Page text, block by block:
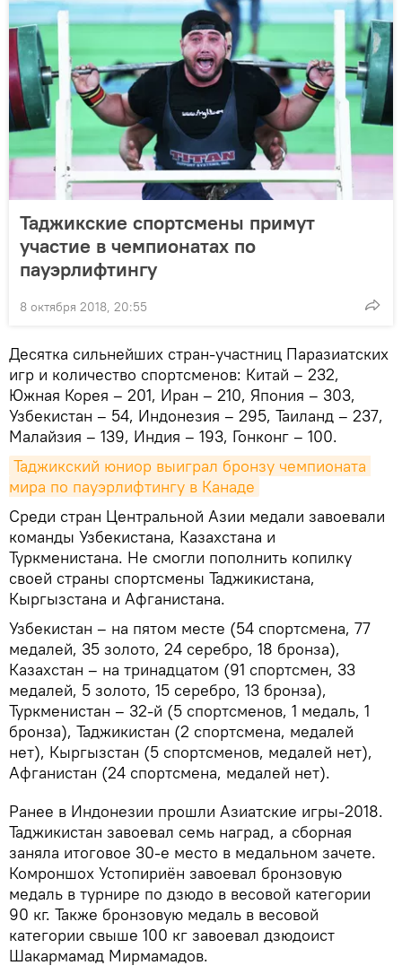
Таджикские спортсмены примут
участие в чемпионатах по
пауэрлифтингу
8 октября 2018, 20:55
Десятка сильнейших стран-участниц Паразиатских
игр и количество спортсменов: Китай – 232,
Южная Корея – 201, Иран – 210, Япония – 303,
Узбекистан – 54, Индонезия – 295, Таиланд – 237,
Малайзия – 139, Индия – 193, Гонконг – 100.
Таджикский юниор выиграл бронзу чемпионата
мира по пауэрлифтингу в Канаде
Среди стран Центральной Азии медали завоевали
команды Узбекистана, Казахстана и
Туркменистана. Не смогли пополнить копилку
своей страны спортсмены Таджикистана,
Кыргызстана и Афганистана.
Узбекистан – на пятом месте (54 спортсмена, 77
медалей, 35 золото, 24 серебро, 18 бронза),
Казахстан – на тринадцатом (91 спортсмен, 33
медалей, 5 золото, 15 серебро, 13 бронза),
Туркменистан – 32-й (5 спортсменов, 1 медаль, 1
бронза), Таджикистан (2 спортсмена, медалей
нет), Кыргызстан (5 спортсменов, медалей нет),
Афганистан (24 спортсмена, медалей нет).
Ранее в Индонезии прошли Азиатские игры-2018.
Таджикистан завоевал семь наград, а сборная
заняла итоговое 30-е место в медальном зачете.
Комроншох Устопириён завоевал бронзовую
медаль в турнире по дзюдо в весовой категории
90 кг. Также бронзовую медаль в весовой
категории свыше 100 кг завоевал дзюдоист
Шакармамад Мирмамадов.